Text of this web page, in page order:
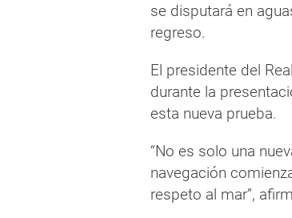
se disputará en
regreso.
El presidente del
durante la
esta nueva prueba.
“No es solo una
navegación
respeto al mar”,